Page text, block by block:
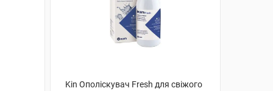
Kin Ополіскувач Fresh для свіжого